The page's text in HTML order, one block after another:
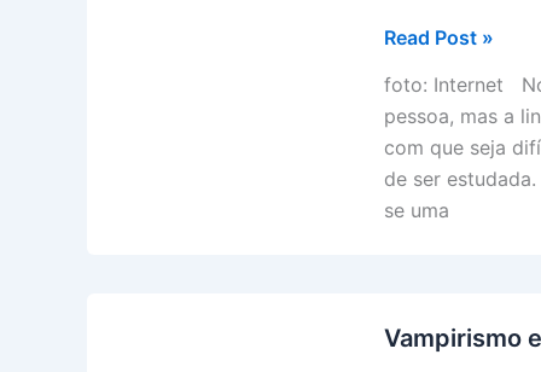
Vampiros
Alma
–
parte
2
Read Post »
foto: Internet
pessoa, mas a
com que seja
de ser
se uma
Vampirismo